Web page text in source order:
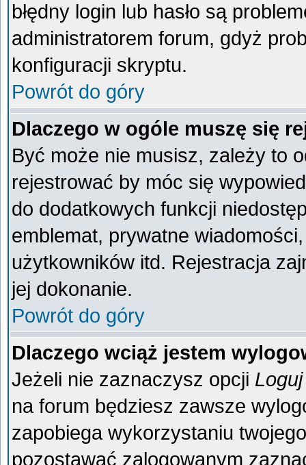
błędny login lub hasło są
administratorem forum, gdyż
konfiguracji skryptu.
Powrót do góry
Dlaczego w ogóle muszę się
Być może nie musisz, zależy to
rejestrować by móc się
do dodatkowych funkcji
emblemat, prywatne
użytkowników itd. Rejestracja
jej dokonanie.
Powrót do góry
Dlaczego wciąż jestem
Jeżeli nie zaznaczysz opcji
na forum będziesz zawsze
zapobiega wykorzystaniu
pozostawać zalogowanym